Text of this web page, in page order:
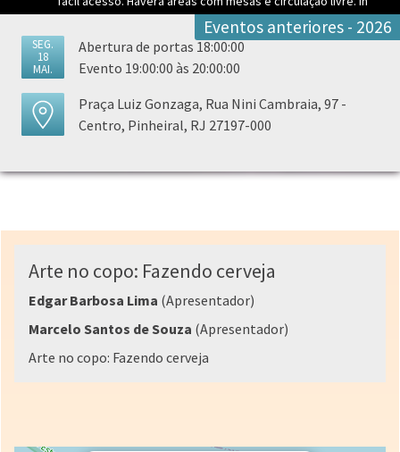
Eventos anteriores - 2026
SEG.
18
MAI.
Abertura de portas 18:00:00
Evento 19:00:00 às 20:00:00
Praça Luiz Gonzaga, Rua Nini Cambraia, 97 -
Centro, Pinheiral, RJ 27197-000
Arte no copo: Fazendo cerveja
Edgar Barbosa Lima (Apresentador)
Marcelo Santos de Souza (Apresentador)
Arte no copo: Fazendo cerveja